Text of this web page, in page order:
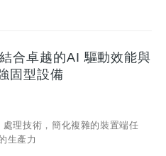
合卓越的AI 驅動效能與
固型設備
理技術，簡化複雜的裝置端任
生產力